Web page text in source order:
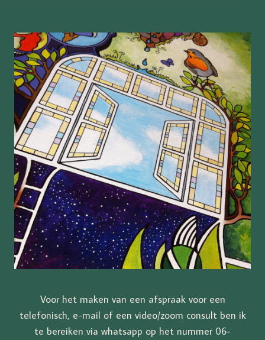
Voor het maken van een afspraak voor een
telefonisch, e-mail of een video/zoom consult ben ik
te bereiken via whatsapp op het nummer 06-